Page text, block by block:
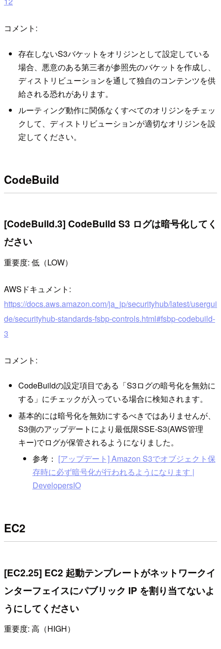
コメント:
存在しないS3バケットをオリジンとして設定している
場合、悪意のある第三者が参照先のバケットを作成し、
ディストリビューションを通して独自のコンテンツを供
給される恐れがあります。
ルーティング動作に関係なくすべてのオリジンをチェッ
クして、ディストリビューションが適切なオリジンを設
定してください。
CodeBuild
[CodeBuild.3] CodeBuild S3 ログは暗号化してく
ださい
重要度: 低（LOW）
AWSドキュメント:
https://docs.aws.amazon.com/ja_jp/securityhub/latest/usergui
de/securityhub-standards-fsbp-controls.html#fsbp-codebuild-
3
コメント:
CodeBuildの設定項目である「S3ログの暗号化を無効に
する」にチェックが入っている場合に検知されます。
基本的には暗号化を無効にするべきではありませんが、
S3側のアップデートにより最低限SSE-S3(AWS管理
キー)でログが保管されるようになりました。
参考： [アップデート] Amazon S3でオブジェクト保
存時に必ず暗号化が行われるようになります |
DevelopersIO
EC2
[EC2.25] EC2 起動テンプレートがネットワークイ
ンターフェイスにパブリック IP を割り当てないよ
うにしてください
重要度: 高（HIGH）